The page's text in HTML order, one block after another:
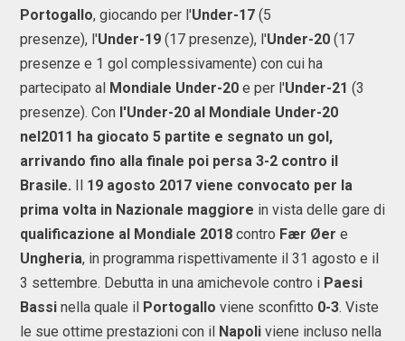
Portogallo, giocando per l'Under-17 (5
presenze), l'Under-19 (17 presenze), l'Under-20 (17
presenze e 1 gol complessivamente) con cui ha
partecipato al Mondiale Under-20 e per l'Under-21 (3
presenze). Con l'Under-20 al Mondiale Under-20
nel2011 ha giocato 5 partite e segnato un gol,
arrivando fino alla finale poi persa 3-2 contro il
Brasile. Il 19 agosto 2017 viene convocato per la
prima volta in Nazionale maggiore in vista delle gare di
qualificazione al Mondiale 2018 contro Fær Øer e
Ungheria, in programma rispettivamente il 31 agosto e il
3 settembre. Debutta in una amichevole contro i Paesi
Bassi nella quale il Portogallo viene sconfitto 0-3. Viste
le sue ottime prestazioni con il Napoli viene incluso nella